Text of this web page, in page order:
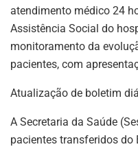
atendimento médico 24
Assistência Social do
monitoramento da
pacientes, com
Atualização de boletim
A Secretaria da Saúde
pacientes transferidos do